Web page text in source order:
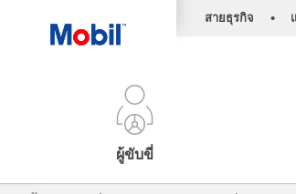
สายธุรกิจ •
ผู้ขับขี่